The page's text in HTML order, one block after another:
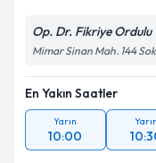
Op. Dr. Fikriye Ordulu
Mimar Sinan Mah. 144
En Yakın Saatler
Yarın
10:00
Yarın